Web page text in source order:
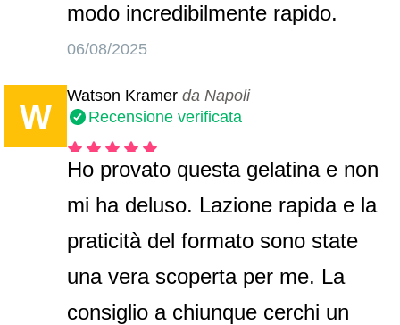
modo incredibilmente rapido.
06/08/2025
W
Watson Kramer da Napoli
Recensione verificata
Ho provato questa gelatina e non
mi ha deluso. Lazione rapida e la
praticità del formato sono state
una vera scoperta per me. La
consiglio a chiunque cerchi un